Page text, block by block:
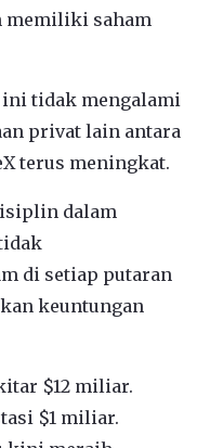
memiliki saham
ini tidak mengalami
privat lain antara
terus meningkat.
dalam
di setiap putaran
keuntungan
$12 miliar.
$1 miliar.